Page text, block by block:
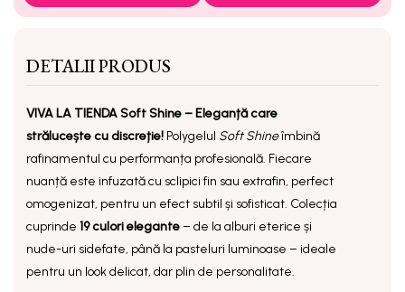
DETALII PRODUS
VIVA LA TIENDA Soft Shine – Eleganță care
strălucește cu discreție! Polygelul Soft Shineîmbină
rafinamentul cu performanța profesională. Fiecare
nuanță este infuzată cu sclipici fin sau extrafin, perfect
omogenizat, pentru un efect subtil și sofisticat. Colecția
cuprinde 19 culori elegante– de la alburi eterice și
nude-uri sidefate, până la pasteluri luminoase – ideale
pentru un look delicat, dar plin de personalitate.